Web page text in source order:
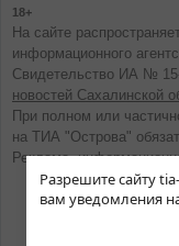
Разрешите сайту
вам уведомления
18+
На сайте
информационного
Свидетельство ИА №
новостей Сахалинской
При полном или
на ТИА "Острова"
Реклама,